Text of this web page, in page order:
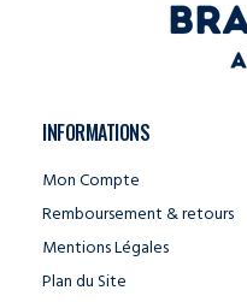
INFORMATIONS
Mon Compte
Remboursement & retours
Mentions Légales
Plan du Site